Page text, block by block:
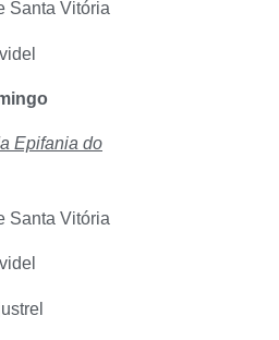
Santa Vitória
Epifania do
Santa Vitória